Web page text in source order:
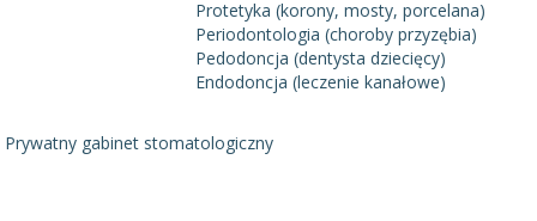
Protetyka (korony, mosty, porcelana)
Periodontologia (choroby przyzębia)
Pedodoncja (dentysta dziecięcy)
Endodoncja (leczenie kanałowe)
Prywatny gabinet stomatologiczny